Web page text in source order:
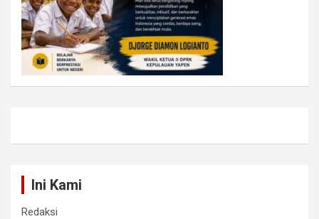
Ini Kami
Redaksi